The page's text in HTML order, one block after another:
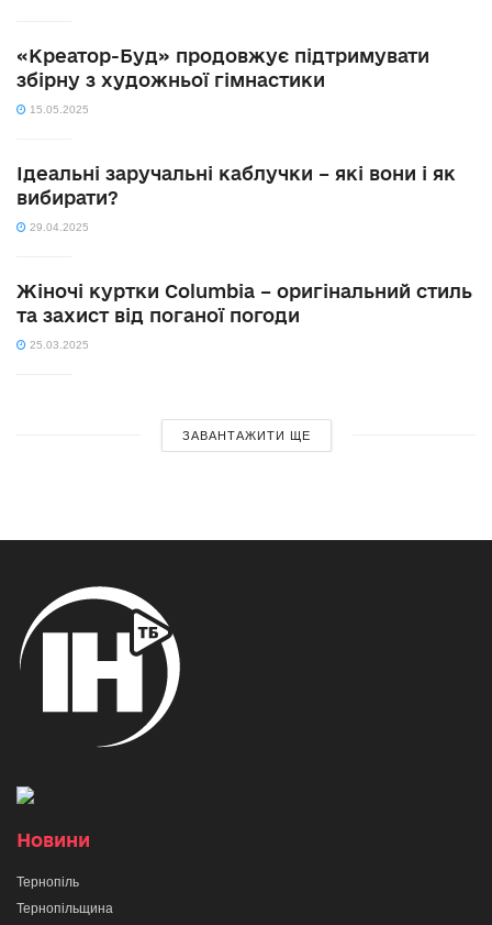
«Креатор-Буд» продовжує підтримувати
збірну з художньої гімнастики
15.05.2025
Ідеальні заручальні каблучки – які вони і як
вибирати?
29.04.2025
Жіночі куртки Columbia – оригінальний стиль
та захист від поганої погоди
25.03.2025
ЗАВАНТАЖИТИ ЩЕ
Новини
Тернопіль
Тернопільщина